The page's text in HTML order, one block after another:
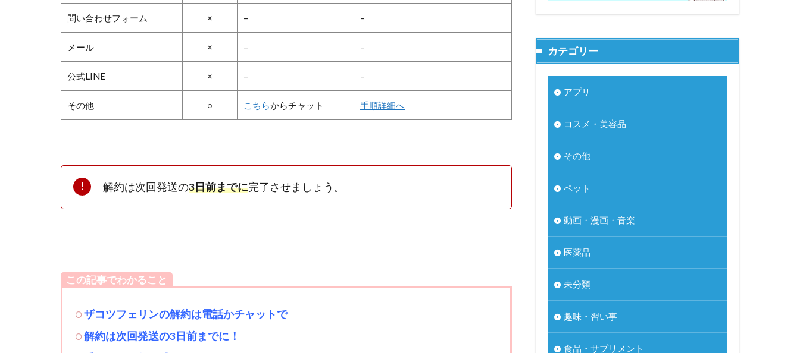
問い合わせフォーム × – –
メール × – –
公式LINE × – –
その他 ○ こちらからチャット 手順詳細へ
解約は次回発送の3日前までに完了させましょう。
この記事でわかること
ザコツフェリンの解約は電話かチャットで
解約は次回発送の3日前までに！
カテゴリー
アプリ
コスメ・美容品
その他
ペット
動画・漫画・音楽
医薬品
未分類
趣味・習い事
食品・サプリメント